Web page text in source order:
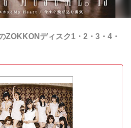
ディスク1・2・3・4・